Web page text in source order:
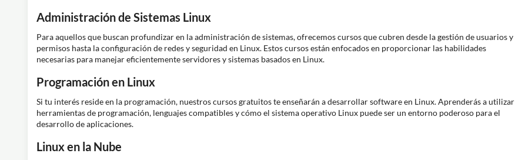
Administración de Sistemas Linux
Para aquellos que buscan profundizar en la administración de sistemas, ofrecemos cursos que cubren desde la gestión de usuarios y
permisos hasta la configuración de redes y seguridad en Linux. Estos cursos están enfocados en proporcionar las habilidades
necesarias para manejar eficientemente servidores y sistemas basados en Linux.
Programación en Linux
Si tu interés reside en la programación, nuestros cursos gratuitos te enseñarán a desarrollar software en Linux. Aprenderás a utilizar
herramientas de programación, lenguajes compatibles y cómo el sistema operativo Linux puede ser un entorno poderoso para el
desarrollo de aplicaciones.
Linux en la Nube